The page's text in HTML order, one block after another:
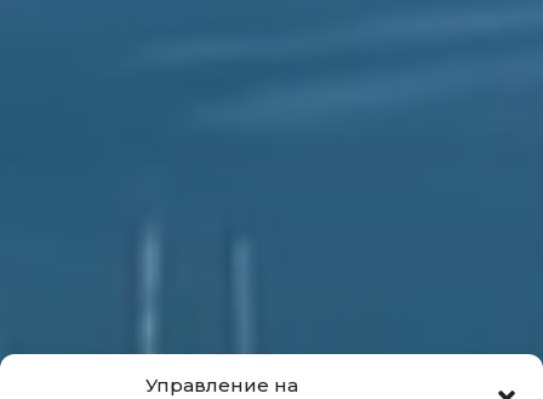
Управление на